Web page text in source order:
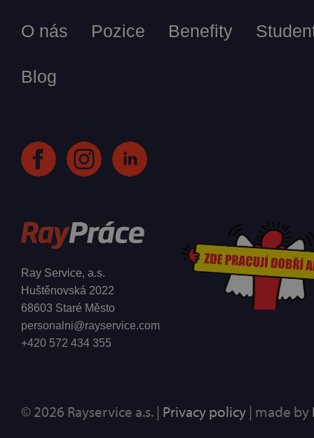
Ray Service, a.s.
Huštěnovská 2022
68603 Staré Město
personalni@rayservice.com
+420 572 434 355
O nás Pozice Benefity
Blog
© 2026 Rayservice a.s. | Privacy policy | made by